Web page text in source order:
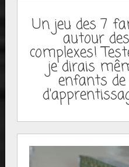
Un jeu des 7
autour
complexes!
je dirais
enfants de